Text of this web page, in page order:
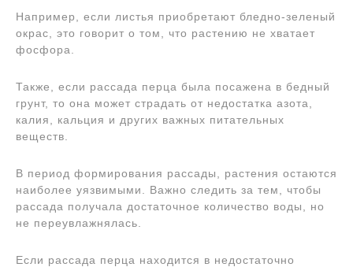
Например, если листья приобретают бледно-зеленый
окрас, это говорит о том, что растению не хватает
фосфора.
Также, если рассада перца была посажена в бедный
грунт, то она может страдать от недостатка азота,
калия, кальция и других важных питательных
веществ.
В период формирования рассады, растения остаются
наиболее уязвимыми. Важно следить за тем, чтобы
рассада получала достаточное количество воды, но
не переувлажнялась.
Если рассада перца находится в недостаточно